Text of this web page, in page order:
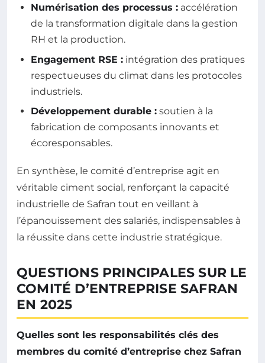
Numérisation des processus : accélération
de la transformation digitale dans la gestion
RH et la production.
Engagement RSE : intégration des pratiques
respectueuses du climat dans les protocoles
industriels.
Développement durable : soutien à la
fabrication de composants innovants et
écoresponsables.
En synthèse, le comité d’entreprise agit en
véritable ciment social, renforçant la capacité
industrielle de Safran tout en veillant à
l’épanouissement des salariés, indispensables à
la réussite dans cette industrie stratégique.
QUESTIONS PRINCIPALES SUR LE
COMITÉ D’ENTREPRISE SAFRAN
EN 2025
Quelles sont les responsabilités clés des
membres du comité d’entreprise chez Safran